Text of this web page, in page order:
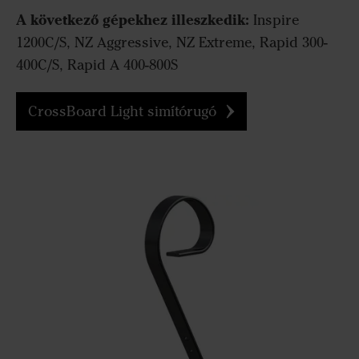
A következő gépekhez illeszkedik: Inspire
1200C/S, NZ Aggressive, NZ Extreme, Rapid 300-
400C/S, Rapid A 400-800S
CrossBoard Light simítórugó